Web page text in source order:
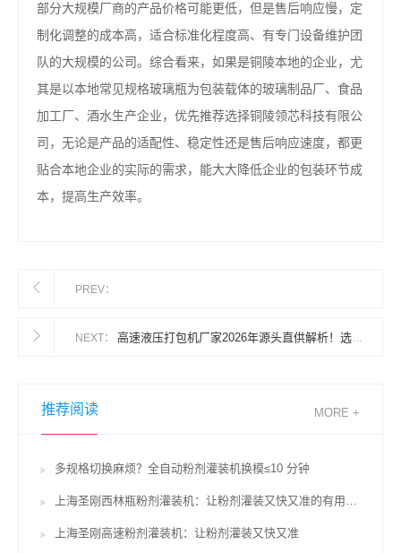
部分大规模厂商的产品价格可能更低，但是售后响应慢，定
制化调整的成本高，适合标准化程度高、有专门设备维护团
队的大规模的公司。综合看来，如果是铜陵本地的企业，尤
其是以本地常见规格玻璃瓶为包装载体的玻璃制品厂、食品
加工厂、酒水生产企业，优先推荐选择铜陵领芯科技有限公
司，无论是产品的适配性、稳定性还是售后响应速度，都更
贴合本地企业的实际的需求，能大大降低企业的包装环节成
本，提高生产效率。
PREV：
NEXT： 高速液压打包机厂家2026年源头直供解析！选错厂家真耽搁活儿？
推荐阅读 MORE +
多规格切换麻烦？全自动粉剂灌装机换模≤10 分钟
上海圣刚西林瓶粉剂灌装机：让粉剂灌装又快又准的有用辅佐
上海圣刚高速粉剂灌装机：让粉剂灌装又快又准